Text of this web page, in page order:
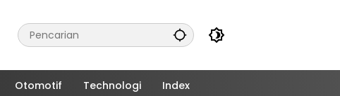
Otomotif Technologi Index